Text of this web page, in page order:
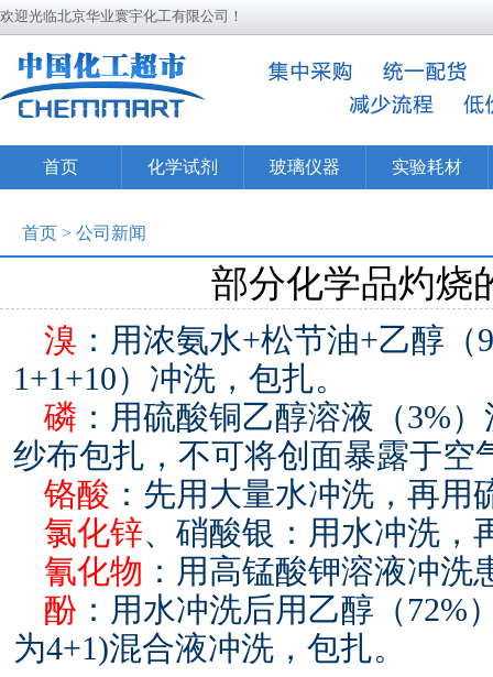
欢迎光临北京华业寰宇化工有限公司！
首页 化学试剂 玻璃仪器 实验耗材
首页 > 公司新闻
部分化学品灼烧
溴 ：用浓氨水+松节油+乙醇
1+1+10）冲洗，包扎。
磷 ：用硫酸铜乙醇溶液（3%
纱布包扎，不可将创面暴露于空
铬酸 ：先用大量水冲洗，再
氯化锌、硝酸银：用水冲洗，
氰化物 ：用高锰酸钾溶液冲
酚 ：用水冲洗后用乙醇（72%
为4+1)混合液冲洗，包扎。